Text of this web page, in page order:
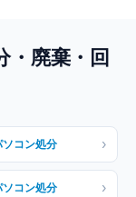
・廃棄・回
コン処分 ›
ソコン処分 ›